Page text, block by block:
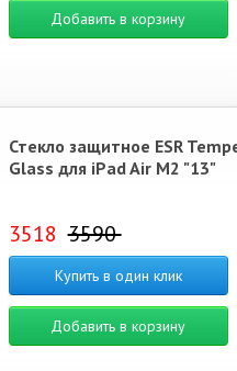
Добавить в корзину
Стекло защитное ESR
Glass для iPad Air M2 "13"
3518 3590
Купить в один клик
Добавить в корзину